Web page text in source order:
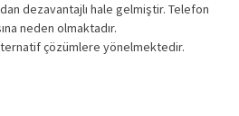
dezavantajlı hale gelmiştir. Telefon
neden olmaktadır.
çözümlere yönelmektedir.